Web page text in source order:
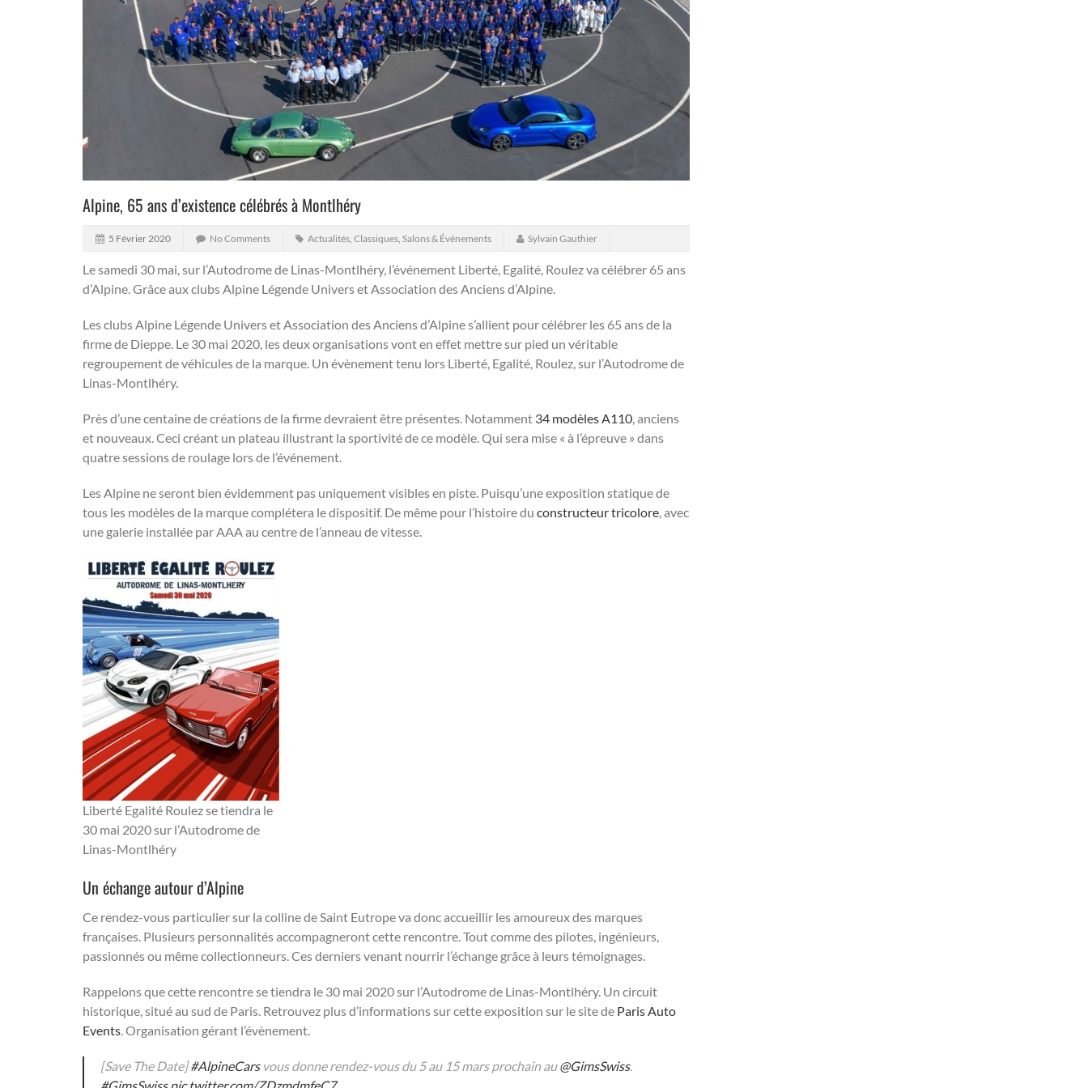
Alpine, 65 ans d’existence célébrés à Montlhéry
5 Février 2020 No Comments Actualités, Classiques, Salons & Événements Sylvain Gauthier
Le samedi 30 mai, sur l’Autodrome de Linas-Montlhéry, l’événement Liberté, Egalité, Roulez va célébrer 65 ans
d’Alpine. Grâce aux clubs Alpine Légende Univers et Association des Anciens d’Alpine.
Les clubs Alpine Légende Univers et Association des Anciens d’Alpine s’allient pour célébrer les 65 ans de la
firme de Dieppe. Le 30 mai 2020, les deux organisations vont en effet mettre sur pied un véritable
regroupement de véhicules de la marque. Un évènement tenu lors Liberté, Egalité, Roulez, sur l’Autodrome de
Linas-Montlhéry.
Près d’une centaine de créations de la firme devraient être présentes. Notamment 34 modèles A110, anciens
et nouveaux. Ceci créant un plateau illustrant la sportivité de ce modèle. Qui sera mise « à l’épreuve » dans
quatre sessions de roulage lors de l’événement.
Les Alpine ne seront bien évidemment pas uniquement visibles en piste. Puisqu’une exposition statique de
tous les modèles de la marque complétera le dispositif. De même pour l’histoire du constructeur tricolore, avec
une galerie installée par AAA au centre de l’anneau de vitesse.
Liberté Egalité Roulez se tiendra le
30 mai 2020sur l’Autodrome de
Linas-Montlhéry
Un échange autour d’Alpine
Ce rendez-vous particulier sur la colline de Saint Eutrope va donc accueillir les amoureux des marques
françaises. Plusieurs personnalités accompagneront cette rencontre. Tout comme des pilotes, ingénieurs,
passionnés ou même collectionneurs. Ces derniers venant nourrir l’échange grâce à leurs témoignages.
Rappelons que cette rencontre se tiendra le 30 mai 2020 sur l’Autodrome de Linas-Montlhéry. Un circuit
historique, situé au sud de Paris. Retrouvez plus d’informations sur cette exposition sur le site de Paris Auto
Events. Organisation gérant l’évènement.
[Save The Date]#AlpineCarsvous donne rendez-vous du 5 au 15 mars prochain au@GimsSwiss.